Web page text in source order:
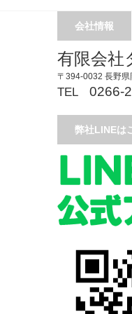
会社情報
有限会社
〒394-0032 長野
TEL 0266-
弊社LINEは